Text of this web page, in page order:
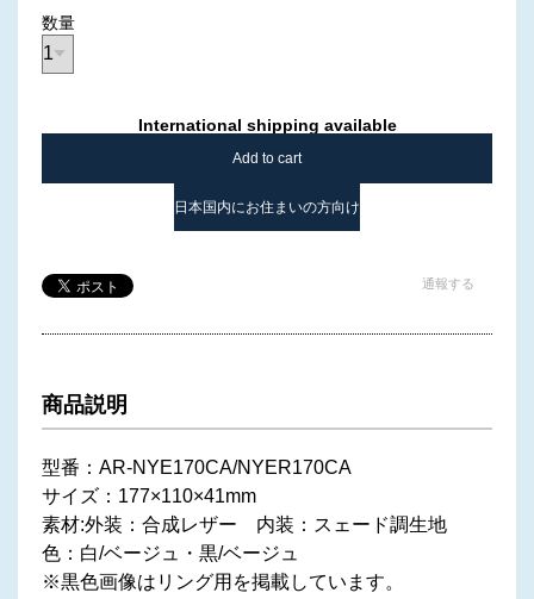
数量
International shipping available
Add to cart
日本国内にお住まいの方向け
通報する
商品説明
型番：AR-NYE170CA/NYER170CA
サイズ：177×110×41mm
素材:外装：合成レザー 内装：スェード調生地
色：白/ベージュ・黒/ベージュ
※黒色画像はリング用を掲載しています。